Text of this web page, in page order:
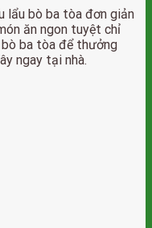
lẩu bò ba tòa đơn giản
ăn ngon tuyệt chỉ
ba tòa để thưởng
ngay tại nhà.